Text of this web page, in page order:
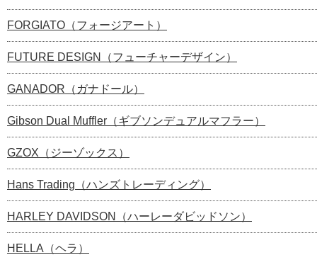
FORGIATO（フォージアート）
FUTURE DESIGN（フューチャーデザイン）
GANADOR（ガナドール）
Gibson Dual Muffler（ギブソンデュアルマフラー）
GZOX（ジーゾックス）
Hans Trading（ハンズトレーディング）
HARLEY DAVIDSON（ハーレーダビッドソン）
HELLA（ヘラ）